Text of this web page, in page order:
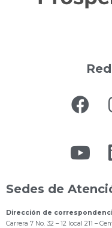
Sedes de
Dirección de
Carrera 7 No. 32 – 12 local 211 –